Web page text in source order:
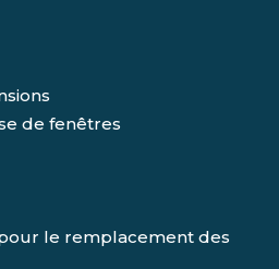
de fenêtres
le remplacement des